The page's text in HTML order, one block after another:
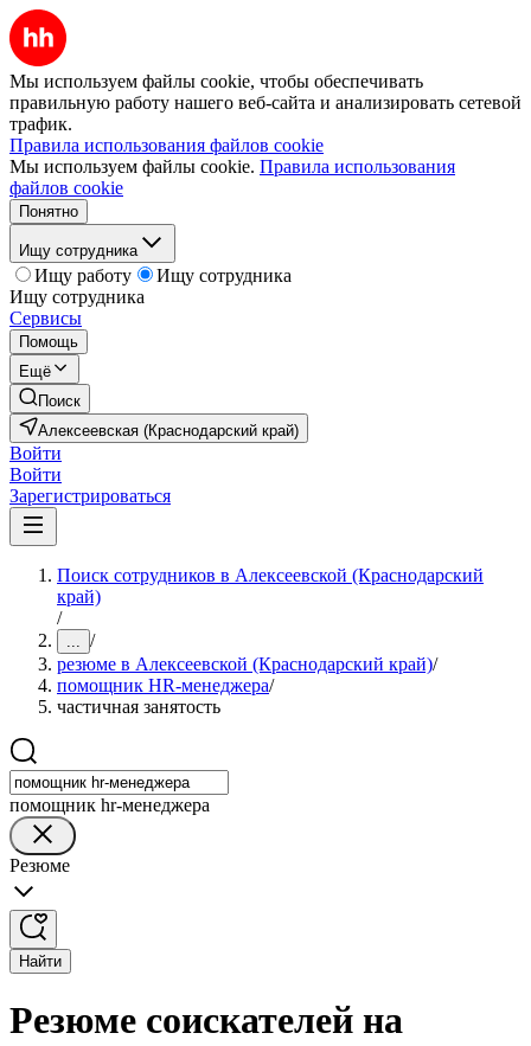
Мы используем файлы cookie, чтобы обеспечивать
правильную работу нашего веб-сайта и анализировать сетевой
трафик.
Правила использования файлов cookie
Мы используем файлы cookie. Правила использования
файлов cookie
Понятно
Ищу сотрудника
Ищу работу
Ищу сотрудника
Ищу сотрудника
Сервисы
Помощь
Ещё
Поиск
Алексеевская (Краснодарский край)
Войти
Войти
Зарегистрироваться
Поиск сотрудников в Алексеевской (Краснодарский
край)
/
... /
резюме в Алексеевской (Краснодарский край)/
помощник HR-менеджера/
частичная занятость
помощник hr-менеджера
Резюме
Найти
Резюме соискателей на